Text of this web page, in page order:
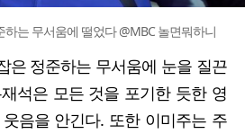
는 무서움에 떨었다 @MBC 놀면뭐하니
은 정준하는 무서움에 눈을 질끈
석은 모든 것을 포기한 듯한 영
음을 안긴다. 또한 이미주는 주